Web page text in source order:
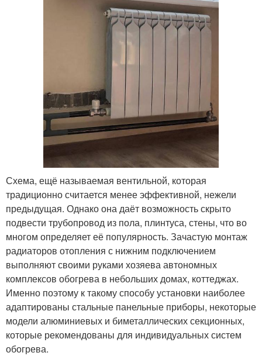
Схема, ещё называемая вентильной, которая
традиционно считается менее эффективной, нежели
предыдущая. Однако она даёт возможность скрыто
подвести трубопровод из пола, плинтуса, стены, что во
многом определяет её популярность. Зачастую монтаж
радиаторов отопления с нижним подключением
выполняют своими руками хозяева автономных
комплексов обогрева в небольших домах, коттеджах.
Именно поэтому к такому способу установки наиболее
адаптированы стальные панельные приборы, некоторые
модели алюминиевых и биметаллических секционных,
которые рекомендованы для индивидуальных систем
обогрева.